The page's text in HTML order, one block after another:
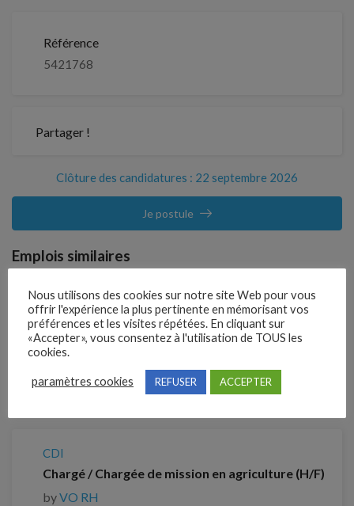
Référence
5421768
Partager !
Clôture des candidatures : 22 septembre 2026
Je postule
Emplois similaires
CDI
Expérimentateur / Expérimentatrice en
agriculture (H/F)
32600 Beaupuy
CDI
Chargé / Chargée de mission en agriculture (H/F)
byVO RH
Nous utilisons des cookies sur notre site Web pour vous
offrir l'expérience la plus pertinente en mémorisant vos
préférences et les visites répétées. En cliquant sur
«Accepter», vous consentez à l'utilisation de TOUS les
cookies.
paramètres cookies REFUSER ACCEPTER